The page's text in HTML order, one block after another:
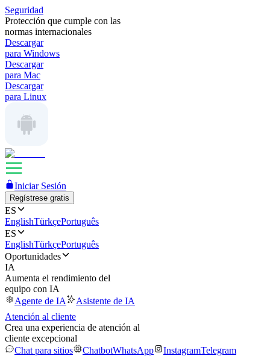
Seguridad
Protección que cumple con las
normas internacionales
Descargar
para Windows
Descargar
para Mac
Descargar
para Linux
Iniciar Sesión
Regístrese gratis
ES
EnglishTürkçePortuguês
ES
EnglishTürkçePortuguês
Oportunidades
IA
Aumenta el rendimiento del
equipo con IA
Agente de IA
Asistente de IA
Atención al cliente
Crea una experiencia de atención al
cliente excepcional
Chat para sitios
ChatbotWhatsApp InstagramTelegram